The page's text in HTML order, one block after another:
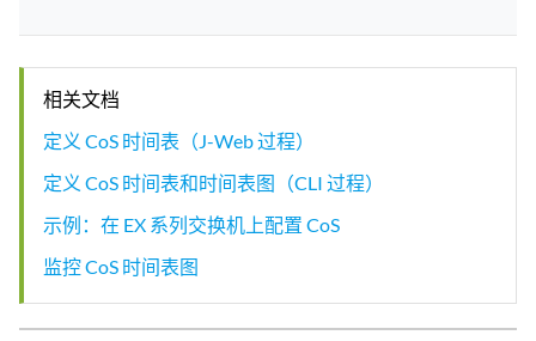
相关文档
定义 CoS 时间表（J-Web 过程）
定义 CoS 时间表和时间表图（CLI 过程）
示例：在 EX 系列交换机上配置 CoS
监控 CoS 时间表图